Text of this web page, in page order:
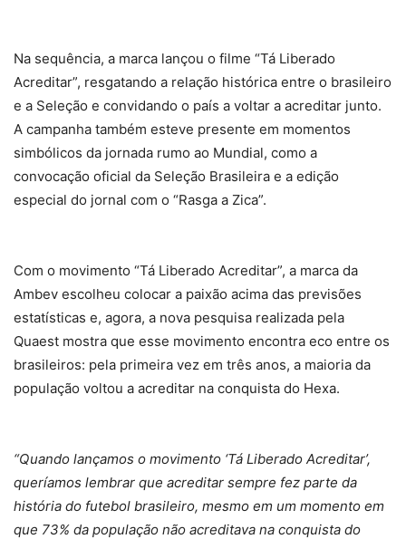
Na sequência, a marca lançou o filme “Tá Liberado
Acreditar”, resgatando a relação histórica entre o brasileiro
e a Seleção e convidando o país a voltar a acreditar junto.
A campanha também esteve presente em momentos
simbólicos da jornada rumo ao Mundial, como a
convocação oficial da Seleção Brasileira e a edição
especial do jornal com o “Rasga a Zica”.
Com o movimento “Tá Liberado Acreditar”, a marca da
Ambev escolheu colocar a paixão acima das previsões
estatísticas e, agora, a nova pesquisa realizada pela
Quaest mostra que esse movimento encontra eco entre os
brasileiros: pela primeira vez em três anos, a maioria da
população voltou a acreditar na conquista do Hexa.
“Quando lançamos o movimento ‘Tá Liberado Acreditar’,
queríamos lembrar que acreditar sempre fez parte da
história do futebol brasileiro, mesmo em um momento em
que 73% da população não acreditava na conquista do